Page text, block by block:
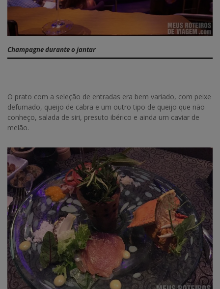
Champagne durante o jantar
O prato com a seleção de entradas era bem variado, com peixe
defumado, queijo de cabra e um outro tipo de queijo que não
conheço, salada de siri, presuto ibérico e ainda um caviar de
melão.